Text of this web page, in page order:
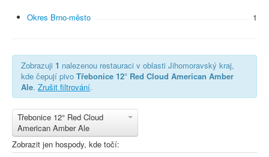
Okres Brno-město 1
Zobrazuji 1 nalezenou restauraci v oblasti Jihomoravský kraj,
kde čepují pivo Třebonice 12° Red Cloud American Amber
Ale. Zrušit filtrování.
Třebonice 12° Red Cloud
American Amber Ale
Zobrazit jen hospody, kde točí: